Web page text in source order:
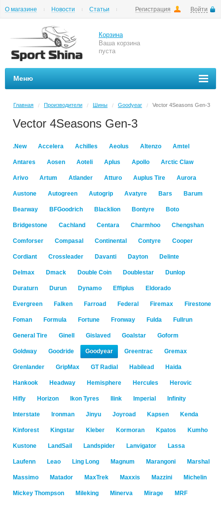
Регистрация Войти
О магазине Новости
Статьи
Корзина
Ваша корзина
пуста
Меню
Главная / Производители / Шины / Goodyear / Vector 4Seasons Gen-3
Vector 4Seasons Gen-3
.New Accelera Achilles Aeolus Altenzo Amtel
Antares Aosen Aoteli Aplus Apollo Arctic Claw
Arivo Artum Atlander Atturo Auplus Tire Aurora
Austone Autogreen Autogrip Avatyre Bars Barum
Bearway BFGoodrich Blacklion Bontyre Boto
Bridgestone Cachland Centara Charmhoo Chengshan
Comforser Compasal Continental Contyre Cooper
Cordiant Crossleader Davanti Dayton Delinte
Delmax Dmack Double Coin Doublestar Dunlop
Duraturn Durun Dynamo Effiplus Eldorado
Evergreen Falken Farroad Federal Firemax Firestone
Foman Formula Fortune Fronway Fulda Fullrun
General Tire Ginell Gislaved Goalstar Goform
Goldway Goodride Goodyear Greentrac Gremax
Grenlander GripMax GT Radial Habilead Haida
Hankook Headway Hemisphere Hercules Herovic
Hifly Horizon Ikon Tyres Ilink Imperial Infinity
Interstate Ironman Jinyu Joyroad Kapsen Kenda
Kinforest Kingstar Kleber Kormoran Kpatos Kumho
Kustone LandSail Landspider Lanvigator Lassa
Laufenn Leao Ling Long Magnum Marangoni Marshal
Massimo Matador MaxTrek Maxxis Mazzini Michelin
Mickey Thompson Mileking Minerva Mirage MRF